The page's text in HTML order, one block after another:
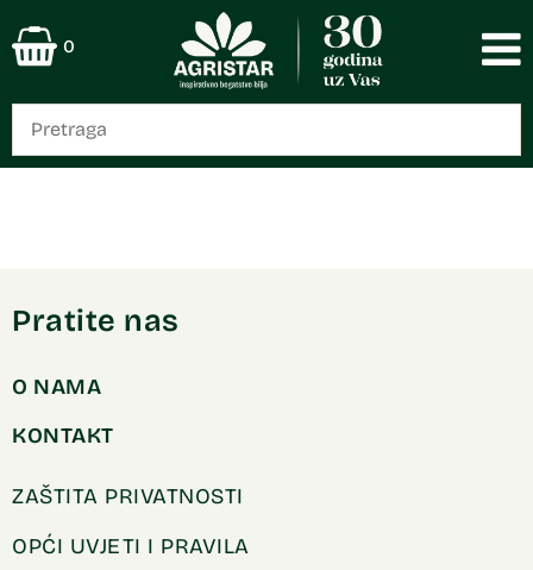
0
Pratite nas
O NAMA
KONTAKT
ZAŠTITA PRIVATNOSTI
OPĆI UVJETI I PRAVILA